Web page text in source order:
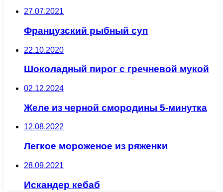
27.07.2021
Французский рыбный суп
22.10.2020
Шоколадный пирог с гречневой мукой
02.12.2024
Желе из черной смородины 5-минутка
12.08.2022
Легкое мороженое из ряженки
28.09.2021
Искандер кебаб